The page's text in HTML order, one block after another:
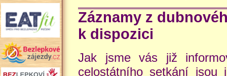
Záznamy z
k dispozici
Jak jsme vás již
celostátního setkání jsou